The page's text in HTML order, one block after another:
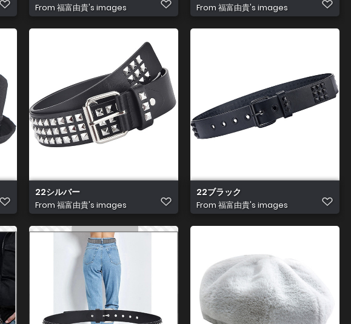
From 福富由貴's images From 福富由貴's images
22シルバー
From 福富由貴's images
22ブラック
From 福富由貴's images